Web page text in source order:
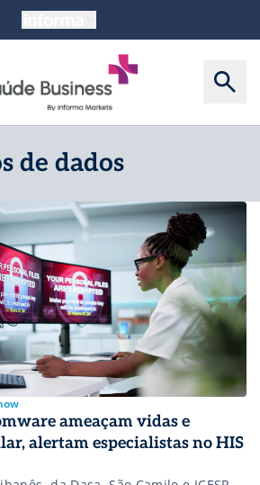
de dados
ameaçam vidas e
alertam especialistas no HIS